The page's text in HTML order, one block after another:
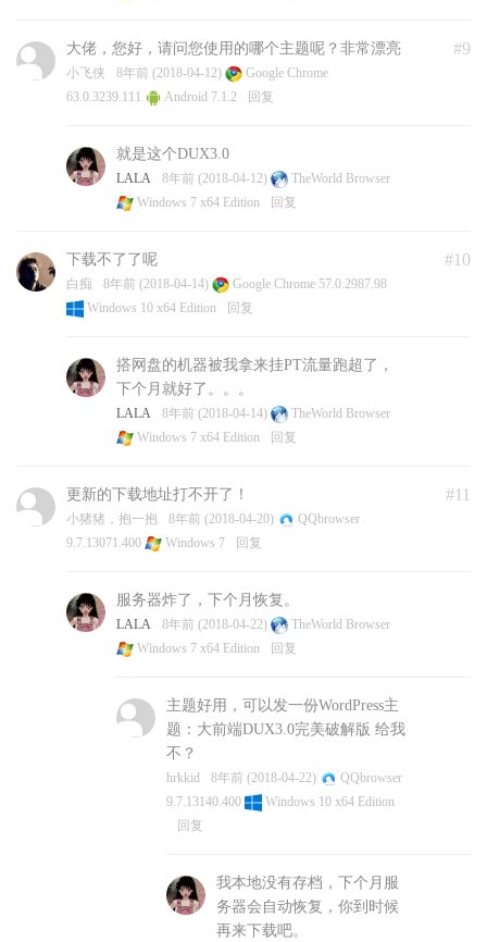
#9
大佬，您好，请问您使用的哪个主题呢？非常漂亮
小飞侠 8年前 (2018-04-12)
Google Chrome
63.0.3239.111
Android 7.1.2 回复
就是这个DUX3.0
LALA 8年前 (2018-04-12)
TheWorld Browser
Windows 7 x64 Edition
回复
#10
下载不了了呢
白痴 8年前 (2018-04-14)
Google Chrome 57.0.2987.98
Windows 10 x64 Edition
回复
搭网盘的机器被我拿来挂PT流量跑超了，
下个月就好了。。。
LALA 8年前 (2018-04-14)
TheWorld Browser
Windows 7 x64 Edition
回复
#11
更新的下载地址打不开了！
小猪猪，抱一抱 8年前 (2018-04-20)
QQbrowser
9.7.13071.400
Windows 7 回复
服务器炸了，下个月恢复。
LALA 8年前 (2018-04-22)
TheWorld Browser
Windows 7 x64 Edition
回复
主题好用，可以发一份WordPress主
题：大前端DUX3.0完美破解版 给我
不？
hrkkid 8年前 (2018-04-22)
QQbrowser
9.7.13140.400
Windows 10 x64 Edition
回复
我本地没有存档，下个月服
务器会自动恢复，你到时候
再来下载吧。